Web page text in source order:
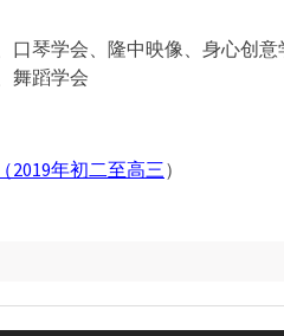
口琴学会、隆中映像、身心创意
舞蹈学会
2019年初二至高三）